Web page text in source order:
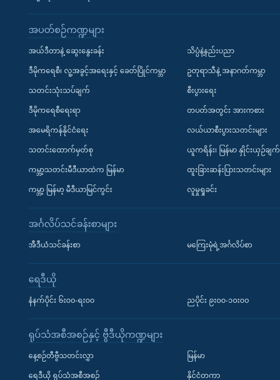
အပတ်စဉ်ကဏ္ဍများ
အယ်ဒီတာနဲ့ ဆွေးနွေးခန်း
ဒီမိုကရေစီ၊ လူ့အခွင့်အရေးနှင့် ခေတ်ပြိုင်ကမ္ဘာ
သတင်းသုံးသပ်ချက်
ဒီမိုကရေစီရေးရာ
အမေရိကန်နိုင်ငံရေး
သတင်းထောက်မှတ်စု
ကမ္ဘာ့သတင်းမီဒီယာထဲက မြန်မာ
ကမ္ဘာ့ မြန်မာ့ မီဒီယာမြင်ကွင်း
သိပ္ပံနဲ့နည်းပညာ
ဥတုရာသီနဲ့ အနာဂတ်ကမ္ဘာ
စီးပွားရေး
တပတ်အတွင်း အားကစား
လယ်ယာစီးပွားသတင်းများ
ယူကရိန်း၊ မြန်မာ နှိုင်းယှဉ်ချက်
ထူးခြားဆန်းပြားသတင်းများ
လူမှုရှုခင်း
အင်္ဂလိပ်သင်ခန်းစာများ
အီဒီယံသင်ခန်းစာ မကြေးမုံရဲ့အင်္ဂလိပ်စာ
ရေဒီယို
နံနက်ပိုင်း ၆း၀၀-ရး၀၀ ညပိုင်း ၉း၀၀-၁၀း၀၀
ရုပ်သံအစီအစဉ်နှင့် ဗွီဒီယိုကဏ္ဍများ
နေ့စဉ်တီဗွီသတင်းလွှာ
ရေဒီယို ရုပ်သံအစီအစဉ်
မြန်မာ
နိုင်ငံတကာ